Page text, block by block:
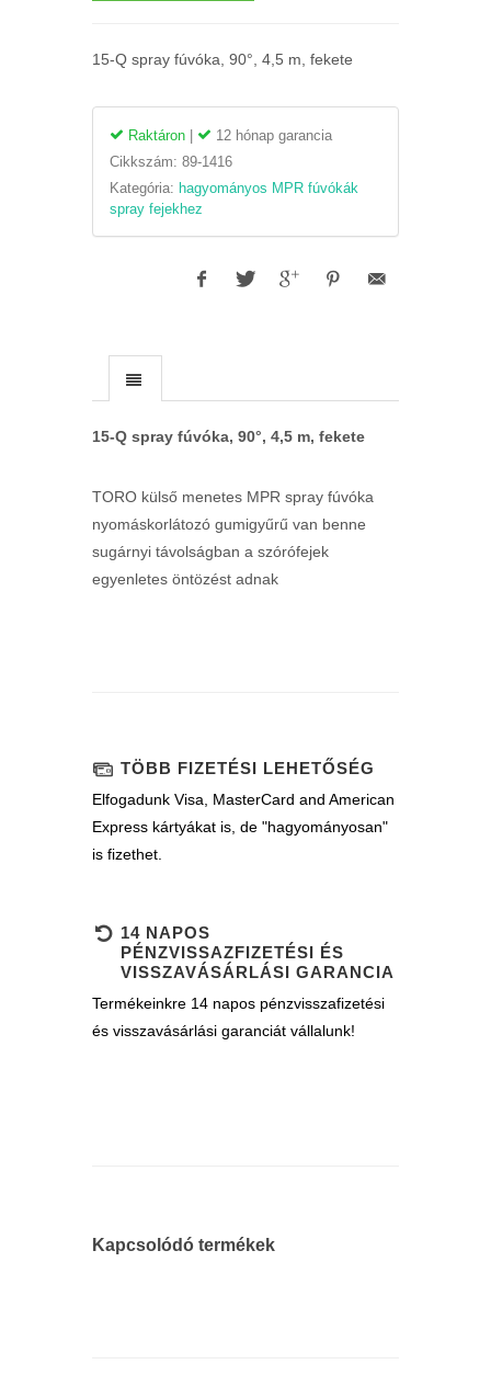
15-Q spray fúvóka, 90°, 4,5 m, fekete
Raktáron
12 hónap garancia
Cikkszám: 89-1416
Kategória: hagyományos MPR fúvókák
spray fejekhez
15-Q spray fúvóka, 90°, 4,5 m, fekete
TORO külső menetes MPR spray fúvóka
nyomáskorlátozó gumigyűrű van benne
sugárnyi távolságban a szórófejek
egyenletes öntözést adnak
TÖBB FIZETÉSI LEHETŐSÉG
Elfogadunk Visa, MasterCard and American
Express kártyákat is, de "hagyományosan"
is fizethet.
14 NAPOS
PÉNZVISSAZFIZETÉSI ÉS
VISSZAVÁSÁRLÁSI GARANCIA
Termékeinkre 14 napos pénzvisszafizetési
és visszavásárlási garanciát vállalunk!
Kapcsolódó termékek